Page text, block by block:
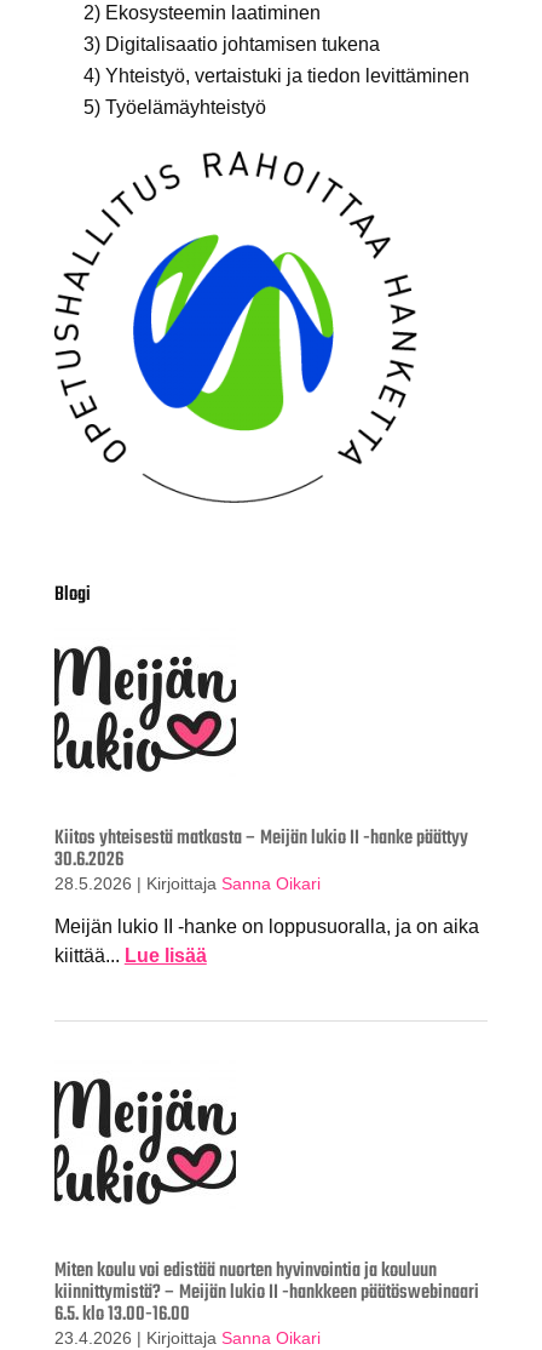
2) Ekosysteemin laatiminen
3) Digitalisaatio johtamisen tukena
4) Yhteistyö, vertaistuki ja tiedon levittäminen
5) Työelämäyhteistyö
Blogi
Kiitos yhteisestä matkasta – Meijän lukio II -hanke päättyy
30.6.2026
28.5.2026 | Kirjoittaja Sanna Oikari
Meijän lukio II -hanke on loppusuoralla, ja on aika
kiittää... Lue lisää
Miten koulu voi edistää nuorten hyvinvointia ja kouluun
kiinnittymistä? – Meijän lukio II -hankkeen päätöswebinaari
6.5. klo 13.00-16.00
23.4.2026 | Kirjoittaja Sanna Oikari